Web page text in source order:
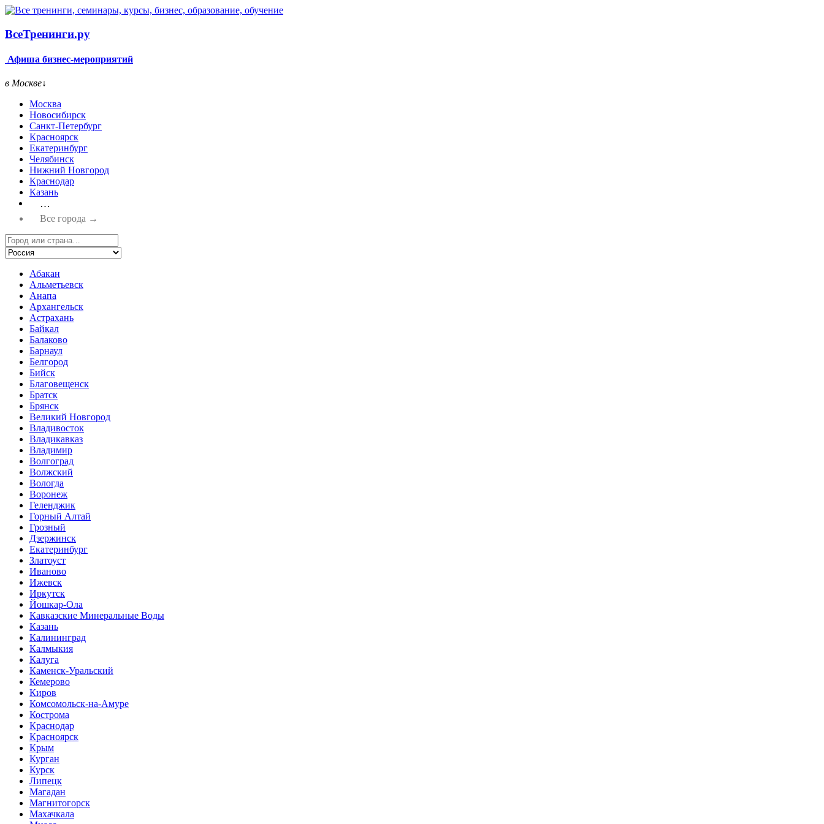
ВсеТренинги.ру
Афиша бизнес-мероприятий
в Москве↓
Москва
Новосибирск
Санкт-Петербург
Красноярск
Екатеринбург
Челябинск
Нижний Новгород
Краснодар
Казань
…
Все города →
Абакан
Альметьевск
Анапа
Архангельск
Астрахань
Байкал
Балаково
Барнаул
Белгород
Бийск
Благовещенск
Братск
Брянск
Великий Новгород
Владивосток
Владикавказ
Владимир
Волгоград
Волжский
Вологда
Воронеж
Геленджик
Горный Алтай
Грозный
Дзержинск
Екатеринбург
Златоуст
Иваново
Ижевск
Иркутск
Йошкар-Ола
Кавказские Минеральные Воды
Казань
Калининград
Калмыкия
Калуга
Каменск-Уральский
Кемерово
Киров
Комсомольск-на-Амуре
Кострома
Краснодар
Красноярск
Крым
Курган
Курск
Липецк
Магадан
Магнитогорск
Махачкала